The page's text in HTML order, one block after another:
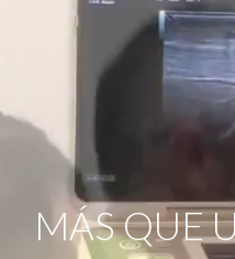
MÁS QUE